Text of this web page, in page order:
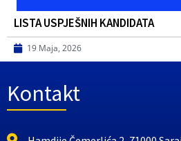
LISTA USPJEŠNIH KANDIDATA
19 Maja, 2026
Kontakt